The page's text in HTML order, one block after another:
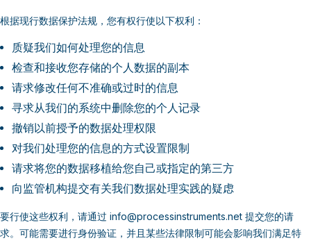
根据现行数据保护法规，您有权行使以下权利：
质疑我们如何处理您的信息
检查和接收您存储的个人数据的副本
请求修改任何不准确或过时的信息
寻求从我们的系统中删除您的个人记录
撤销以前授予的数据处理权限
对我们处理您的信息的方式设置限制
请求将您的数据移植给您自己或指定的第三方
向监管机构提交有关我们数据处理实践的疑虑
要行使这些权利，请通过 info@processinstruments.net 提交您的请
求。可能需要进行身份验证，并且某些法律限制可能会影响我们满足特